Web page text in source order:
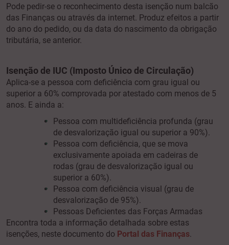
Pode pedir-se o reconhecimento desta isenção num balcão
das Finanças ou através da internet. Produz efeitos a partir
do ano do pedido, ou da data do nascimento da obrigação
tributária, se anterior.
Isenção de IUC (Imposto Único de Circulação)
Aplica-se a pessoa com deficiência com grau igual ou
superior a 60% comprovada por atestado com menos de 5
anos. E ainda a:
Pessoa com multideficiência profunda (grau
de desvalorização igual ou superior a 90%).
Pessoa com deficiência, que se mova
exclusivamente apoiada em cadeiras de
rodas (grau de desvalorização igual ou
superior a 60%).
Pessoa com deficiência visual (grau de
desvalorização de 95%).
Pessoas Deficientes das Forças Armadas
Encontra toda a informação detalhada sobre estas
isenções, neste documento do Portal das Finanças.